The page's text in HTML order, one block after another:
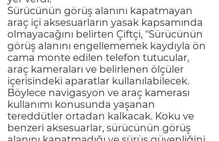
Sürücünün görüş alanını kapatmayan
araç içi aksesuarların yasak kapsamında
olmayacağını belirten Çiftçi, "Sürücünün
görüş alanını engellememek kaydıyla ön
cama monte edilen telefon tutucular,
araç kameraları ve belirlenen ölçüler
içerisindeki aparatlar kullanılabilecek.
Böylece navigasyon ve araç kamerası
kullanımı konusunda yaşanan
tereddütler ortadan kalkacak. Koku ve
benzeri aksesuarlar, sürücünün görüş